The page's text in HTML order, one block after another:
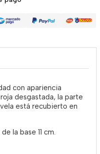
con apariencia
desgastada, la parte
está recubierto en
la base 11 cm.